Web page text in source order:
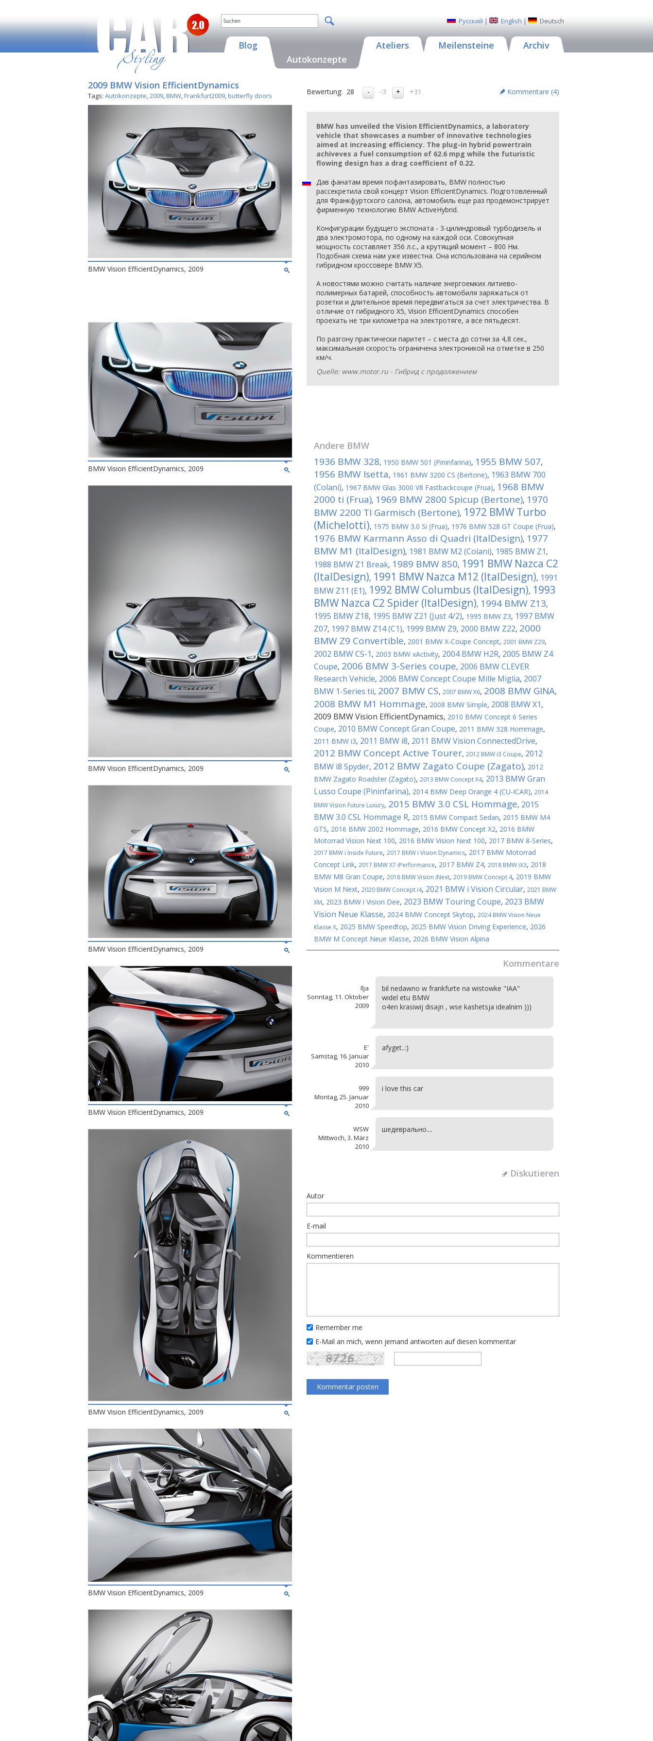
Русский | English | Deutsch
Blog
Autokonzepte
Ateliers Meilensteine Archiv
2009 BMW Vision EfficientDynamics
Tags: Autokonzepte,2009,BMW,Frankfurt2009,butterfly doors
BMW Vision EfficientDynamics, 2009
BMW Vision EfficientDynamics, 2009
BMW Vision EfficientDynamics, 2009
BMW Vision EfficientDynamics, 2009
BMW Vision EfficientDynamics, 2009
BMW Vision EfficientDynamics, 2009
BMW Vision EfficientDynamics, 2009
Bewertung: 28 -3 +31 Kommentare (4)
BMW has unveiled the Vision EfficientDynamics, a laboratory
vehicle that showcases a number of innovative technologies
aimed at increasing efficiency. The plug-in hybrid powertrain
achiveves a fuel consumption of 62.6 mpg while the futuristic
flowing design has a drag coefficient of 0.22.
Дав фанатам время пофантазировать, BMW полностью
рассекретила свой концерт Vision EfficientDynamics. Подготовленный
для Франкфуртского салона, автомобиль еще раз продемонстрирует
фирменную технологию BMW ActiveHybrid.
Конфигурации будущего экспоната - 3-цилиндровый турбодизель и
два электромотора, по одному на каждой оси. Совокупная
мощность составляет 356 л.с., а крутящий момент – 800 Нм.
Подобная схема нам уже известна. Она использована на серийном
гибридном кроссовере BMW X5.
А новостями можно считать наличие энергоемких литиево-
полимерных батарей, способность автомобиля заряжаться от
розетки и длительное время передвигаться за счет электричества. В
отличие от гибридного X5, Vision EfficientDynamics способен
проехать не три километра на электротяге, а все пятьдесят.
По разгону практически паритет – с места до сотни за 4,8 сек.,
максимальная скорость ограничена электроникой на отметке в 250
км/ч.
Quelle: www.motor.ru - Гибрид с продолжением
Andere BMW
1936 BMW 328, 1950 BMW 501 (Pininfarina), 1955 BMW 507,
1956 BMW Isetta, 1961 BMW 3200 CS (Bertone), 1963 BMW 700
(Colani), 1967 BMW Glas 3000 V8 Fastbackcoupe (Frua), 1968 BMW
2000 ti (Frua), 1969 BMW 2800 Spicup (Bertone), 1970
BMW 2200 TI Garmisch (Bertone), 1972 BMW Turbo
(Michelotti), 1975 BMW 3.0 Si (Frua), 1976 BMW 528 GT Coupe (Frua),
1976 BMW Karmann Asso di Quadri (ItalDesign), 1977
BMW M1 (ItalDesign), 1981 BMW M2 (Colani), 1985 BMW Z1 ,
1988 BMW Z1 Break, 1989 BMW 850, 1991 BMW Nazca C2
(ItalDesign), 1991 BMW Nazca M12 (ItalDesign), 1991
BMW Z11 (E1), 1992 BMW Columbus (ItalDesign), 1993
BMW Nazca C2 Spider (ItalDesign), 1994 BMW Z13,
1995 BMW Z18, 1995 BMW Z21 (Just 4/2), 1995 BMW Z3, 1997 BMW
Z07, 1997 BMW Z14 (C1), 1999 BMW Z9, 2000 BMW Z22, 2000
BMW Z9 Convertible, 2001 BMW X-Coupe Concept, 2001 BMW Z29,
2002 BMW CS-1 , 2003 BMW xActivity, 2004 BMW H2R, 2005 BMW Z4
Coupe, 2006 BMW 3-Series coupe, 2006 BMW CLEVER
Research Vehicle, 2006 BMW Concept Coupe Mille Miglia, 2007
BMW 1-Series tii, 2007 BMW CS, 2007 BMW X6, 2008 BMW GINA,
2008 BMW M1 Hommage, 2008 BMW Simple, 2008 BMW X1 ,
2009 BMW Vision EfficientDynamics, 2010 BMW Concept 6 Series
Coupe, 2010 BMW Concept Gran Coupe, 2011 BMW 328 Hommage,
2011 BMW i3, 2011 BMW i8, 2011 BMW Vision ConnectedDrive,
2012 BMW Concept Active Tourer, 2012 BMW i3 Coupe, 2012
BMW i8 Spyder, 2012 BMW Zagato Coupe (Zagato), 2012
BMW Zagato Roadster (Zagato), 2013 BMW Concept X4, 2013 BMW Gran
Lusso Coupe (Pininfarina), 2014 BMW Deep Orange 4 (CU-ICAR), 2014
BMW Vision Future Luxury, 2015 BMW 3.0 CSL Hommage, 2015
BMW 3.0 CSL Hommage R, 2015 BMW Compact Sedan, 2015 BMW M4
GTS, 2016 BMW 2002 Hommage, 2016 BMW Concept X2, 2016 BMW
Motorrad Vision Next 100, 2016 BMW Vision Next 100, 2017 BMW 8-Series,
2017 BMW i Inside Future, 2017 BMW i Vision Dynamics, 2017 BMW Motorrad
Concept Link, 2017 BMW X7 iPerformance, 2017 BMW Z4, 2018 BMW iX3, 2018
BMW M8 Gran Coupe, 2018 BMW Vision iNext, 2019 BMW Concept 4, 2019 BMW
Vision M Next, 2020 BMW Concept i4, 2021 BMW i Vision Circular, 2021 BMW
XM, 2023 BMW i Vision Dee, 2023 BMW Touring Coupe, 2023 BMW
Vision Neue Klasse, 2024 BMW Concept Skytop, 2024 BMW Vision Neue
Klasse X, 2025 BMW Speedtop, 2025 BMW Vision Driving Experience, 2026
BMW M Concept Neue Klasse, 2026 BMW Vision Alpina
Kommentare
Ilja
Sonntag, 11. Oktober
2009
bil nedawno w frankfurte na wistowke "IAA"
widel etu BMW
o4en krasiwij disajn , wse kashetsja idealnim )))
E'
Samstag, 16. Januar
2010
afyget..:)
999
Montag, 25. Januar
2010
i love this car
WSW
Mittwoch, 3. März
2010
шедеврально....
Diskutieren
Autor
E-mail
Kommentieren
Remember me
E-Mail an mich, wenn jemand antworten auf diesen kommentar